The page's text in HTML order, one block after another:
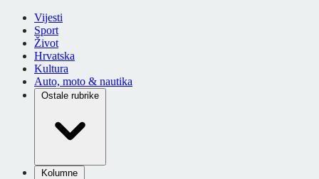
Vijesti
Sport
Život
Hrvatska
Kultura
Auto, moto & nautika
Ostale rubrike
Kolumne